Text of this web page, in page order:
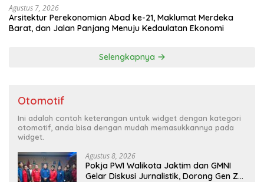
Agustus 7, 2026
Arsitektur Perekonomian Abad ke-21, Maklumat Merdeka
Barat, dan Jalan Panjang Menuju Kedaulatan Ekonomi
Selengkapnya
Otomotif
Ini adalah contoh keterangan untuk widget dengan kategori
otomotif, anda bisa dengan mudah memasukkannya pada
widget.
Agustus 8, 2026
Pokja PWI Walikota Jaktim dan GMNI
Gelar Diskusi Jurnalistik, Dorong Gen Z